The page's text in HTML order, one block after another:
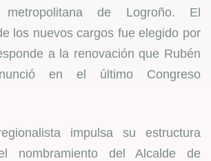
de Logroño. El
los nuevos cargos fue elegido por
a la renovación que Rubén
en el último Congreso
impulsa su estructura
nombramiento del Alcalde de